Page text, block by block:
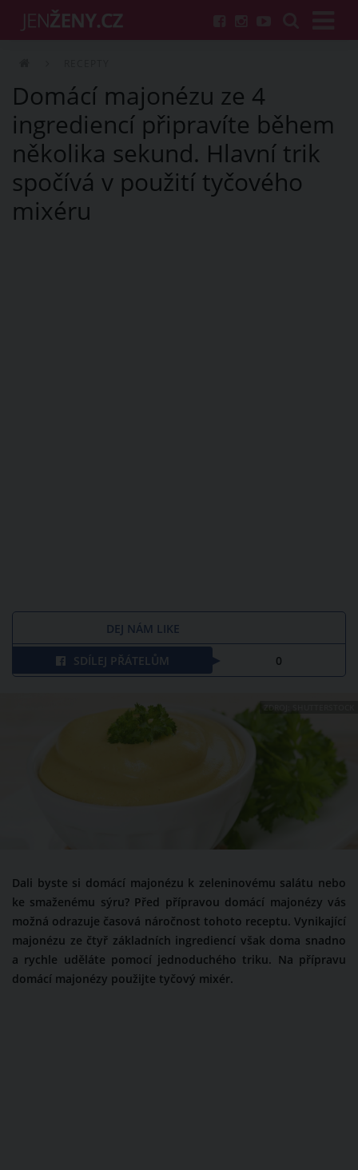
Domácí majonézu ze 4
ingrediencí připravíte během
několika sekund. Hlavní trik
spočívá v použití tyčového
mixéru
DEJ NÁM LIKE
SDÍLEJ PŘÁTELŮM 0
ZDROJ: SHUTTERSTOCK
Dali byste si domácí majonézu k zeleninovému salátu nebo
ke smaženému sýru? Před přípravou domácí majonézy vás
možná odrazuje časová náročnost tohoto receptu. Vynikající
majonézu ze čtyř základních ingrediencí však doma snadno
a rychle uděláte pomocí jednoduchého triku. Na přípravu
domácí majonézy použijte tyčový mixér.